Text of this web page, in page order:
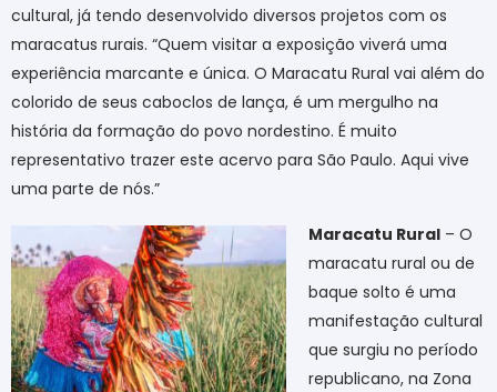
cultural, já tendo desenvolvido diversos projetos com os
maracatus rurais. “Quem visitar a exposição viverá uma
experiência marcante e única. O Maracatu Rural vai além do
colorido de seus caboclos de lança, é um mergulho na
história da formação do povo nordestino. É muito
representativo trazer este acervo para São Paulo. Aqui vive
uma parte de nós.”
Maracatu Rural – O
maracatu rural ou de
baque solto é uma
manifestação cultural
que surgiu no período
republicano, na Zona